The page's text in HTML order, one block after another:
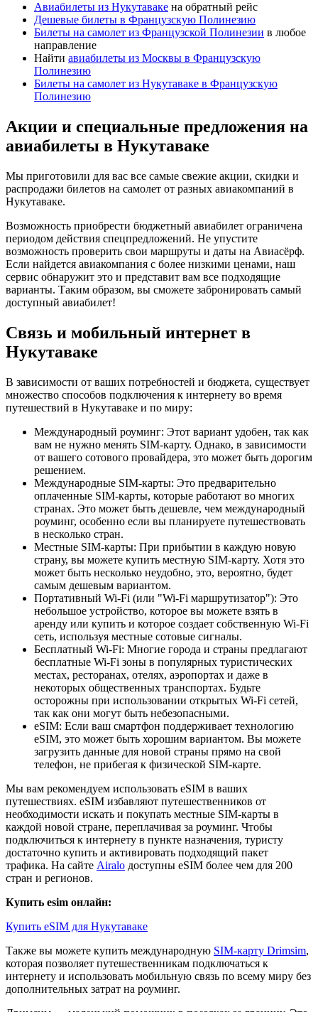
Авиабилеты из Нукутаваке на обратный рейс
Дешевые билеты в Французскую Полинезию
Билеты на самолет из Французской Полинезии в любое
направление
Найти авиабилеты из Москвы в Французскую
Полинезию
Билеты на самолет из Нукутаваке в Французскую
Полинезию
Акции и специальные предложения на
авиабилеты в Нукутаваке
Мы приготовили для вас все самые свежие акции, скидки и
распродажи билетов на самолет от разных авиакомпаний в
Нукутаваке.
Возможность приобрести бюджетный авиабилет ограничена
периодом действия спецпредложений. Не упустите
возможность проверить свои маршруты и даты на Авиасёрф.
Если найдется авиакомпания с более низкими ценами, наш
сервис обнаружит это и представит вам все подходящие
варианты. Таким образом, вы сможете забронировать самый
доступный авиабилет!
Связь и мобильный интернет в
Нукутаваке
В зависимости от ваших потребностей и бюджета, существует
множество способов подключения к интернету во время
путешествий в Нукутаваке и по миру:
Международный роуминг: Этот вариант удобен, так как
вам не нужно менять SIM-карту. Однако, в зависимости
от вашего сотового провайдера, это может быть дорогим
решением.
Международные SIM-карты: Это предварительно
оплаченные SIM-карты, которые работают во многих
странах. Это может быть дешевле, чем международный
роуминг, особенно если вы планируете путешествовать
в несколько стран.
Местные SIM-карты: При прибытии в каждую новую
страну, вы можете купить местную SIM-карту. Хотя это
может быть несколько неудобно, это, вероятно, будет
самым дешевым вариантом.
Портативный Wi-Fi (или "Wi-Fi маршрутизатор"): Это
небольшое устройство, которое вы можете взять в
аренду или купить и которое создает собственную Wi-Fi
сеть, используя местные сотовые сигналы.
Бесплатный Wi-Fi: Многие города и страны предлагают
бесплатные Wi-Fi зоны в популярных туристических
местах, ресторанах, отелях, аэропортах и даже в
некоторых общественных транспортах. Будьте
осторожны при использовании открытых Wi-Fi сетей,
так как они могут быть небезопасными.
eSIM: Если ваш смартфон поддерживает технологию
eSIM, это может быть хорошим вариантом. Вы можете
загрузить данные для новой страны прямо на свой
телефон, не прибегая к физической SIM-карте.
Мы вам рекомендуем использовать eSIM в ваших
путешествиях. eSIM избавляют путешественников от
необходимости искать и покупать местные SIM-карты в
каждой новой стране, переплачивая за роуминг. Чтобы
подключиться к интернету в пункте назначения, туристу
достаточно купить и активировать подходящий пакет
трафика. На сайте Airalo доступны eSIM более чем для 200
стран и регионов.
Купить esim онлайн:
Купить eSIM для Нукутаваке
Также вы можете купить международную SIM-карту Drimsim,
которая позволяет путешественникам подключаться к
интернету и использовать мобильную связь по всему миру без
дополнительных затрат на роуминг.